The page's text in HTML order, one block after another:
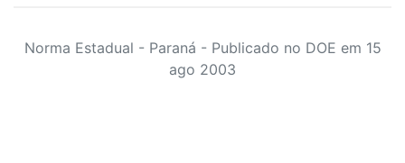
Norma Estadual - Paraná - Publicado no DOE em 15
ago 2003